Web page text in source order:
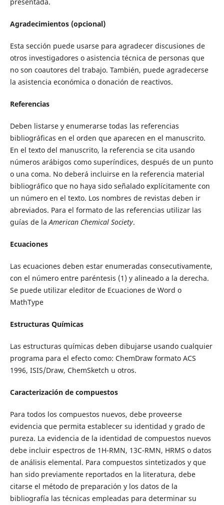
Agradecimientos (opcional)
Esta sección puede usarse para agradecer discusiones de
otros investigadores o asistencia técnica de personas que
no son coautores del trabajo. También, puede agradecerse
la asistencia económica o donación de reactivos.
Referencias
Deben listarse y enumerarse todas las referencias
bibliográficas en el orden que aparecen en el manuscrito.
En el texto del manuscrito, la referencia se cita usando
números arábigos como superíndices, después de un punto
o una coma. No deberá incluirse en la referencia material
bibliográfico que no haya sido señalado explícitamente con
un número en el texto. Los nombres de revistas deben ir
abreviados. Para el formato de las referencias utilizar las
guías de la American Chemical Society.
Ecuaciones
Las ecuaciones deben estar enumeradas consecutivamente,
con el número entre paréntesis (1) y alineado a la derecha.
Se puede utilizar eleditor de Ecuaciones de Word o
MathType
Estructuras Químicas
Las estructuras químicas deben dibujarse usando cualquier
programa para el efecto como: ChemDraw formato ACS
1996, ISIS/Draw, ChemSketch u otros.
Caracterización de compuestos
Para todos los compuestos nuevos, debe proveerse
evidencia que permita establecer su identidad y grado de
pureza. La evidencia de la identidad de compuestos nuevos
debe incluir espectros de 1H-RMN, 13C-RMN, HRMS o datos
de análisis elemental. Para compuestos sintetizados y que
han sido previamente reportados en la literatura, debe
citarse el método de preparación y los datos de la
bibliografía las técnicas empleadas para determinar su